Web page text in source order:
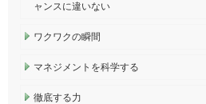
ャンスに違いない
ワクワクの瞬間
マネジメントを科学する
徹底する力